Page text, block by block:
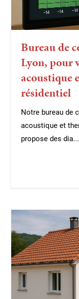
Bureau de
Lyon, pour
acoustique
résidentiel
Notre bureau de
acoustique et
propose des dia...